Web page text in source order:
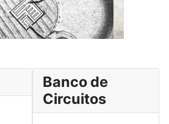
Banco de
Circuitos